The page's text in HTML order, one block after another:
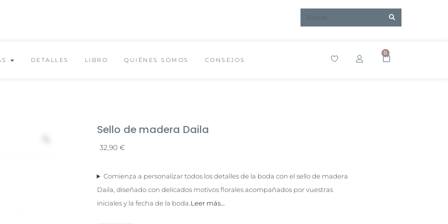
DETALLES LIBRO QUIÉNES SOMOS CONSEJOS
0
Sello de madera Daila
32,90 €
Comienza a personalizar todos los detalles de la boda con el sello de madera
Daila, diseñado con delicados motivos florales acompañados por vuestras
iniciales y la fecha de la boda.Leer más…